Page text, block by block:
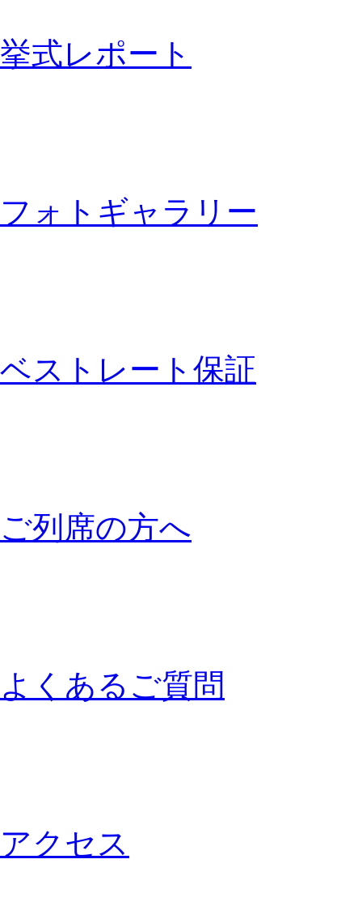
挙式レポート
フォトギャラリー
ベストレート保証
ご列席の方へ
よくあるご質問
アクセス